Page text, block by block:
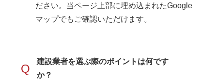
ださい。当ページ上部に埋め込まれたGoogle
マップでもご確認いただけます。
Q
建設業者を選ぶ際のポイントは何です
か？